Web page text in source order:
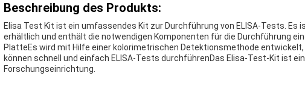
Beschreibung des Produkts:
Elisa Test Kit ist ein umfassendes Kit zur Durchführung von ELISA-Tests. Es
erhältlich und enthält die notwendigen Komponenten für die Durchführung
PlatteEs wird mit Hilfe einer kolorimetrischen Detektionsmethode entwickelt,
können schnell und einfach ELISA-Tests durchführenDas Elisa-Test-Kit ist
Forschungseinrichtung.